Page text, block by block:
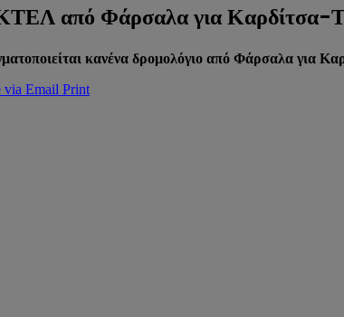
ΚΤΕΛ από Φάρσαλα για Καρδίτσα-
κανένα δρομολόγιο από Φάρσαλα για
via Email Print